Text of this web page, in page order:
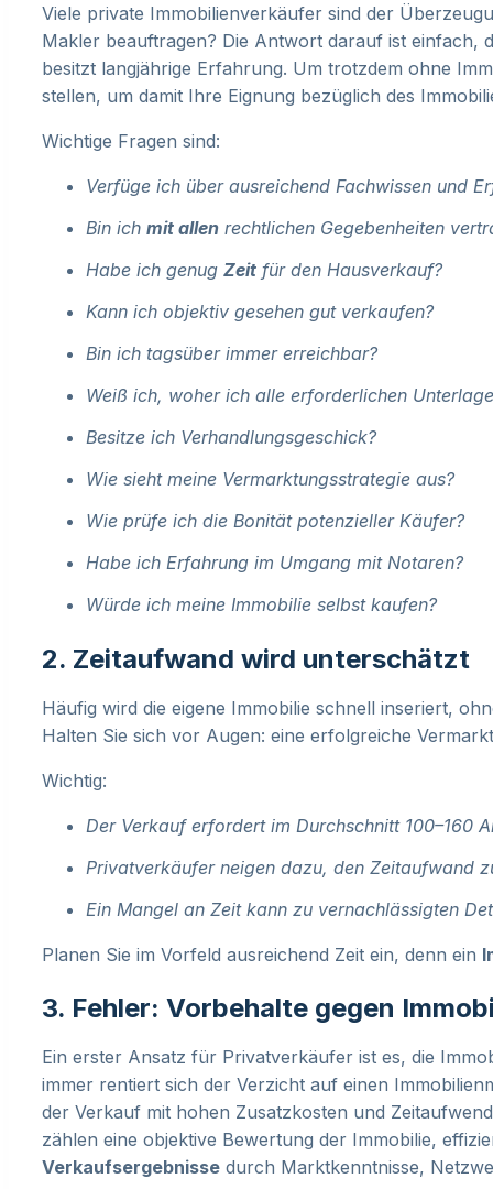
Viele private Immobilienverkäufer sind der
Makler beauftragen? Die Antwort darauf ist einfach,
besitzt langjährige Erfahrung. Um trotzdem ohne
stellen, um damit Ihre Eignung bezüglich des
Wichtige Fragen sind:
Verfüge ich über ausreichend Fachwissen und
Bin ich mit allen rechtlichen Gegebenheiten
Habe ich genug Zeit für den Hausverkauf?
Kann ich objektiv gesehen gut verkaufen?
Bin ich tagsüber immer erreichbar?
Weiß ich, woher ich alle erforderlichen
Besitze ich Verhandlungsgeschick?
Wie sieht meine Vermarktungsstrategie aus?
Wie prüfe ich die Bonität potenzieller Käufer?
Habe ich Erfahrung im Umgang mit Notaren?
Würde ich meine Immobilie selbst kaufen?
2. Zeitaufwand wird unterschätzt
Häufig wird die eigene Immobilie schnell inseriert,
Halten Sie sich vor Augen: eine erfolgreiche
Wichtig:
Der Verkauf erfordert im Durchschnitt 100–160
Privatverkäufer neigen dazu, den Zeitaufwand
Ein Mangel an Zeit kann zu vernachlässigten
Planen Sie im Vorfeld ausreichend Zeit ein, denn ein
3. Fehler: Vorbehalte gegen
Ein erster Ansatz für Privatverkäufer ist es, die
immer rentiert sich der Verzicht auf einen
der Verkauf mit hohen Zusatzkosten und
zählen eine objektive Bewertung der Immobilie,
Verkaufsergebnisse durch Marktkenntnisse,